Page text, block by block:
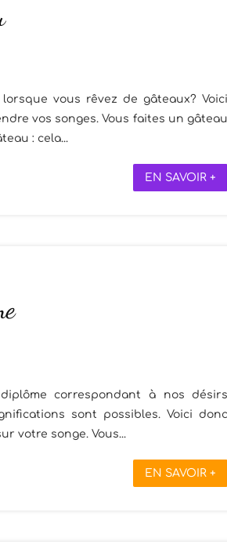
vous rêvez de gâteaux? Voici
vos songes. Vous faites un gâteau
: cela...
EN SAVOIR +
correspondant à nos désirs
sont possibles. Voici donc
votre songe. Vous...
EN SAVOIR +